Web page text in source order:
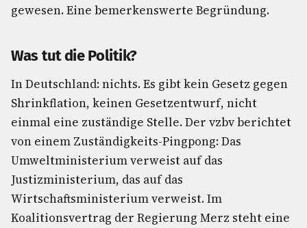
gewesen. Eine bemerkenswerte Begründung.
Was tut die Politik?
In Deutschland: nichts. Es gibt kein Gesetz gegen
Shrinkflation, keinen Gesetzentwurf, nicht
einmal eine zuständige Stelle. Der vzbv berichtet
von einem Zuständigkeits-Pingpong: Das
Umweltministerium verweist auf das
Justizministerium, das auf das
Wirtschaftsministerium verweist. Im
Koalitionsvertrag der Regierung Merz steht eine